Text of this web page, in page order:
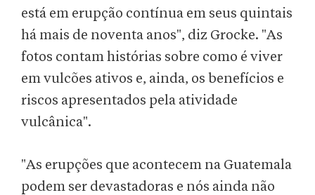
está em erupção contínua em seus quintais
há mais de noventa anos", diz Grocke. "As
fotos contam histórias sobre como é viver
em vulcões ativos e, ainda, os benefícios e
riscos apresentados pela atividade
vulcânica".
"As erupções que acontecem na Guatemala
podem ser devastadoras e nós ainda não